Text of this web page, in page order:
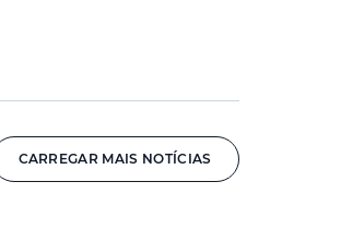
CARREGAR MAIS NOTÍCIAS